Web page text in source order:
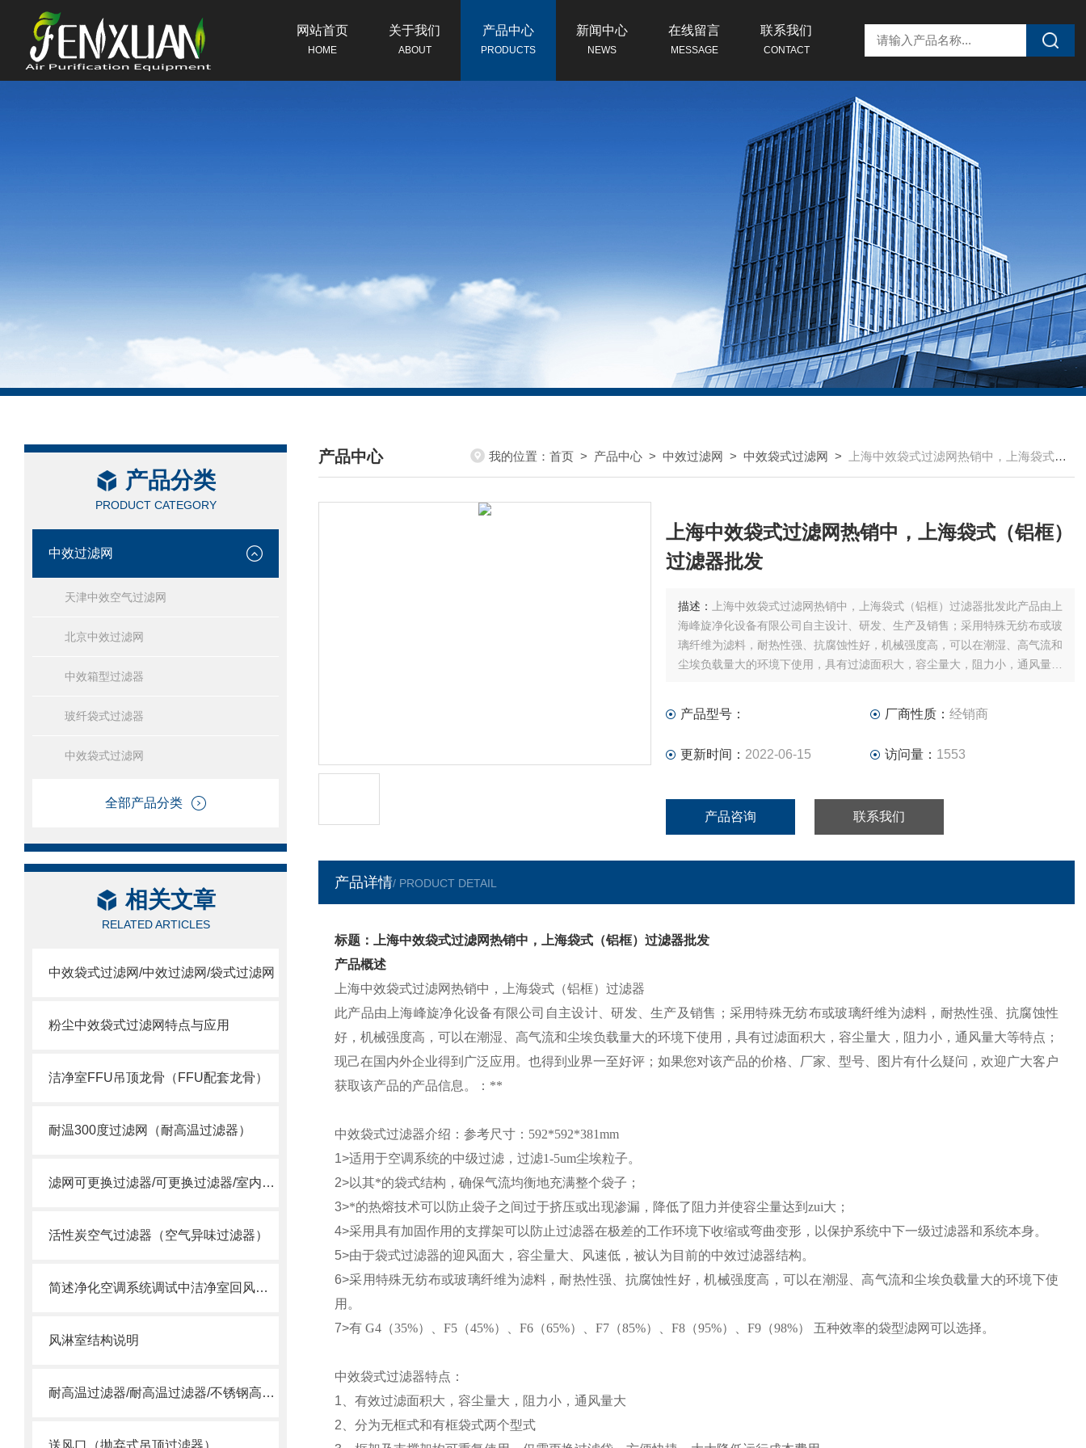
网站首页
HOME
关于我们
ABOUT
产品中心
PRODUCTS
新闻中心
NEWS
在线留言
MESSAGE
联系我们
CONTACT
产品分类
PRODUCT CATEGORY
中效过滤网
天津中效空气过滤网
北京中效过滤网
中效箱型过滤器
玻纤袋式过滤器
中效袋式过滤网
全部产品分类
相关文章
RELATED ARTICLES
中效袋式过滤网/中效过滤网/袋式过滤网
粉尘中效袋式过滤网特点与应用
洁净室FFU吊顶龙骨（FFU配套龙骨）
耐温300度过滤网（耐高温过滤器）
滤网可更换过滤器/可更换过滤器/室内过滤器
活性炭空气过滤器（空气异味过滤器）
简述净化空调系统调试中洁净室回风口变为送风口的问题
风淋室结构说明
耐高温过滤器/耐高温过滤器/不锈钢高温过滤器
送风口（抛弃式吊顶过滤器）
产品中心
/ PRODUCTS CENTER
我的位置：首页 > 产品中心 >中效过滤网 >中效袋式过滤网 > 上海中效袋式过滤网热销中，上海袋式（铝框）过滤器批发
上海中效袋式过滤网热销中，上海袋式（铝框）
过滤器批发
描述：
上海中效袋式过滤网热销中，上海袋式（铝框）过滤器批发此产品由上
海峰旋净化设备有限公司自主设计、研发、生产及销售；采用特殊无纺布或玻
璃纤维为滤料，耐热性强、抗腐蚀性好，机械强度高，可以在潮湿、高气流和
尘埃负载量大的环境下使用，具有过滤面积大，容尘量大，阻力小，通风量大
产品型号： 厂商性质： 经销商
更新时间： 2022-06-15 访问量： 1553
产品咨询 联系我们
产品详情/ PRODUCT DETAIL
标题：上海中效袋式过滤网热销中，上海袋式（铝框）过滤器批发
产品概述
上海中效袋式过滤网热销中，上海袋式（铝框）过滤器
此产品由上海峰旋净化设备有限公司自主设计、研发、生产及销售；采用特殊无纺布或玻璃纤维为滤料，耐热性强、抗腐蚀性
好，机械强度高，可以在潮湿、高气流和尘埃负载量大的环境下使用，具有过滤面积大，容尘量大，阻力小，通风量大等特点；
现己在国内外企业得到广泛应用。也得到业界一至好评；如果您对该产品的价格、厂家、型号、图片有什么疑问，欢迎广大客户
获取该产品的产品信息。： **
中效袋式过滤器介绍：参考尺寸： 592*592*381mm
1>适用于空调系统的中级过滤，过滤1-5um尘埃粒子。
2>以其*的袋式结构，确保气流均衡地充满整个袋子；
3>*的热熔技术可以防止袋子之间过于挤压或出现渗漏，降低了阻力并使容尘量达到zui大；
4>采用具有加固作用的支撑架可以防止过滤器在极差的工作环境下收缩或弯曲变形，以保护系统中下一级过滤器和系统本身。
5>由于袋式过滤器的迎风面大，容尘量大、风速低，被认为目前的中效过滤器结构。
6>采用特殊无纺布或玻璃纤维为滤料，耐热性强、抗腐蚀性好，机械强度高，可以在潮湿、高气流和尘埃负载量大的环境下使
用。
7>有 G4 （35%）、 F5 （45%）、 F6 （65%）、 F7 （85%）、 F8 （95%）、 F9 （98%） 五种效率的袋型滤网可以选择。
中效袋式过滤器特点：
1 、有效过滤面积大，容尘量大，阻力小，通风量大
2 、分为无框式和有框袋式两个型式